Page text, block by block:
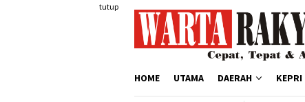
tutup
HOME UTAMA DAERAH KEPRI